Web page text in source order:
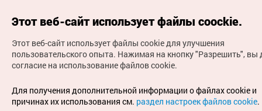
(с) Национальная организация туризма Кореи Все
права защищены
Для извещения об ошибках и проблемах, связанных с
Этот веб-сайт использует файлы coockie.
Этот веб-сайт использует файлы cookie для улучшения
пользовательского опыта. Нажимая на кнопку "Разрешить", вы
согласие на использование файлов cookie.
Для получения дополнительной информации о файлах cookie и
причинах их использования см. раздел настроек файлов cookie.